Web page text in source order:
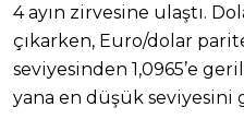
4 ayın zirvesine ulaştı.
çıkarken, Euro/dolar
seviyesinden 1,0965’e
yana en düşük seviyesini